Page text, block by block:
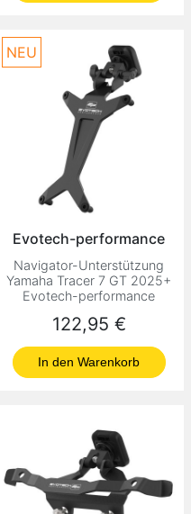
Evotech-performance
Navigator-Unterstützung
Yamaha Tracer 7 GT 2025+
Evotech-performance
Preis
122,95 €
In den Warenkorb
NEU